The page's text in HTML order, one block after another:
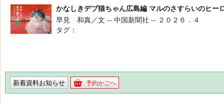
かなしきデブ猫ちゃん広島編 マルのさすらいのヒー
早見 和真／文 -- 中国新聞社 -- ２０２６．４
タグ
新着資料お知らせ 予約かごへ